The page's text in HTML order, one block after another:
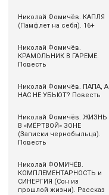
Николай Фомичёв. КАПЛЯ
(Памфлет на себя). 16+
Николай Фомичёв.
КРАМОЛЬНИК В ГАРЕМЕ.
Повесть
Николай Фомичёв. ПАПА, А
НАС НЕ УБЬЮТ? Повесть
Николай Фомичёв. ЖИЗНЬ
В «МЁРТВОЙ» ЗОНЕ
(Записки чернобыльца).
Повесть
Николай ФОМИЧЁВ.
КОМПЛЕМЕНТАРНОСТЬ и
СИНЕРГИЯ (Сон из
прошлой жизни). Рассказ